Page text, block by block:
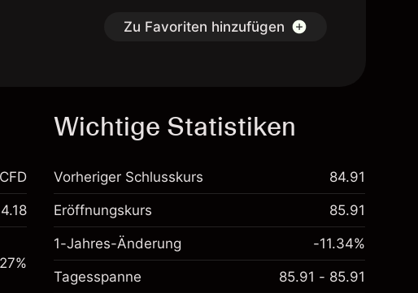
Zu Favoriten hinzufügen
CFD
4.18
%
Wichtige Statistiken
Vorheriger Schlusskurs 84.91
Eröffnungskurs 85.91
1-Jahres-Änderung -11.34%
Tagesspanne 85.91 - 85.91